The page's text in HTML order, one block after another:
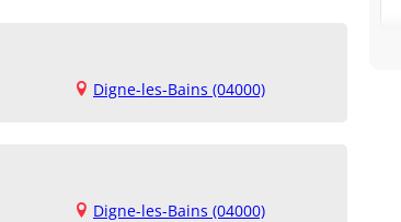
Digne-les-Bains (04000)
Digne-les-Bains (04000)